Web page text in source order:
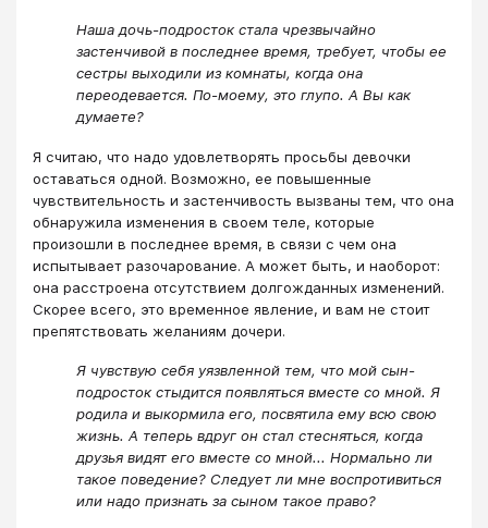
Наша дочь-подросток стала чрезвычайно
застенчивой в последнее время, требует, чтобы ее
сестры выходили из комнаты, когда она
переодевается. По-моему, это глупо. А Вы как
думаете?
Я считаю, что надо удовлетворять просьбы девочки
оставаться одной. Возможно, ее повышенные
чувствительность и застенчивость вызваны тем, что она
обнаружила изменения в своем теле, которые
произошли в последнее время, в связи с чем она
испытывает разочарование. А может быть, и наоборот:
она расстроена отсутствием долгожданных изменений.
Скорее всего, это временное явление, и вам не стоит
препятствовать желаниям дочери.
Я чувствую себя уязвленной тем, что мой сын-
подросток стыдится появляться вместе со мной. Я
родила и выкормила его, посвятила ему всю свою
жизнь. А теперь вдруг он стал стесняться, когда
друзья видят его вместе со мной... Нормально ли
такое поведение? Следует ли мне воспротивиться
или надо признать за сыном такое право?